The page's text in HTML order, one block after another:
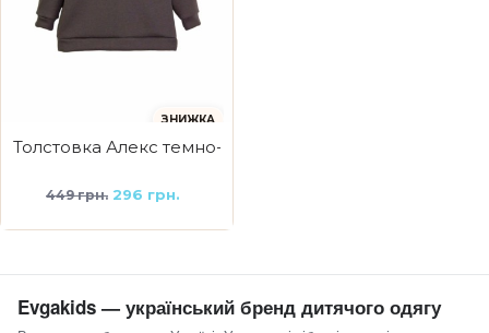
ЗНИЖКА
Толстовка Алекс темно-сіра
449 грн. 296 грн.
Evgakids — український бренд дитячого одягу